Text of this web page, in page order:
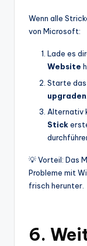
Wenn alle
von Microsoft:
Lade es
Website
Starte das
upgraden
Alternativ
Stick
💡 Vorteil: Das
Probleme mit
frisch herunter.
6.